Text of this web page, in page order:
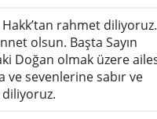
rahmet diliyoruz.
olsun. Başta Sayın
Doğan olmak üzere
ve sevenlerine sabır ve
diliyoruz.